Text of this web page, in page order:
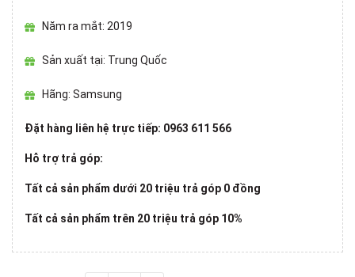
Năm ra mắt: 2019
Sản xuất tại: Trung Quốc
Hãng: Samsung
Đặt hàng liên hệ trực tiếp: 0963 611 566
Hỗ trợ trả góp:
Tất cả sản phẩm dưới 20 triệu trả góp 0 đồng
Tất cả sản phẩm trên 20 triệu trả góp 10%